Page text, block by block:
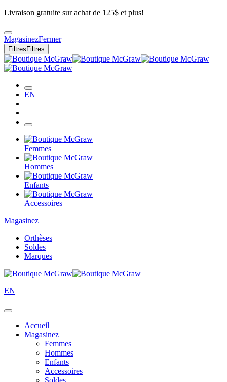
Livraison gratuite sur achat de 125$ et plus!
MagasinezFermer
Filtres Filtres
EN
Femmes
Hommes
Enfants
Accessoires
Magasinez
Orthèses
Soldes
Marques
EN
Accueil
Magasinez
Femmes
Hommes
Enfants
Accessoires
Soldes